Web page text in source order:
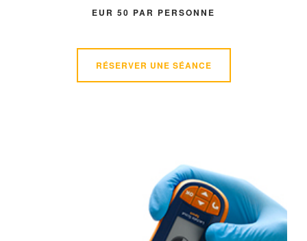
EUR 50 PAR PERSONNE
RÉSERVER UNE SÉANCE